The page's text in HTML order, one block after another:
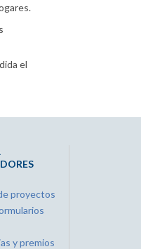
el
proyectos
y premios